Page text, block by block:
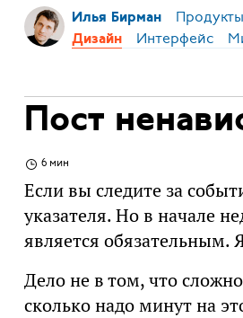
Илья Бирман Продукты
Дизайн
Интерфейс
Пост
6 мин
Если вы следите за
указателя. Но в начале
является обязательным.
Дело не в том, что
сколько надо минут на